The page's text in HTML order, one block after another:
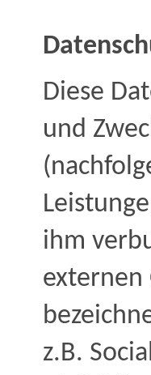
Diese
und
ihm
externen
z.B.